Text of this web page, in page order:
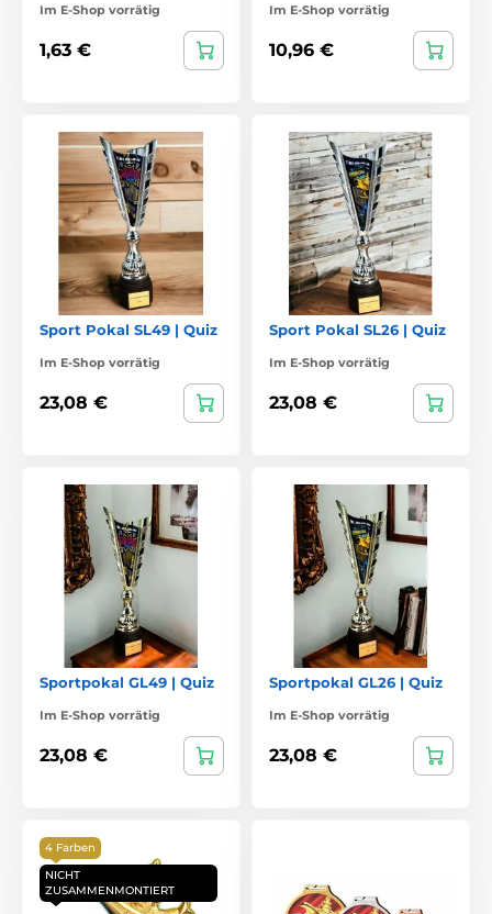
Im E-Shop vorrätig
1,63 €
Im E-Shop vorrätig
10,96 €
Sport Pokal SL49 | Quiz
Im E-Shop vorrätig
23,08 €
Sport Pokal SL26 | Quiz
Im E-Shop vorrätig
23,08 €
Sportpokal GL49 | Quiz
Im E-Shop vorrätig
23,08 €
Sportpokal GL26 | Quiz
Im E-Shop vorrätig
23,08 €
4 Farben
NICHT
ZUSAMMENMONTIERT